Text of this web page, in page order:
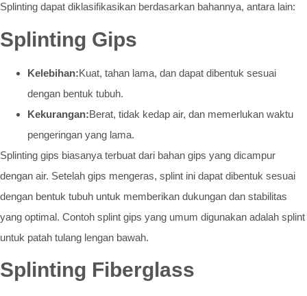
Splinting dapat diklasifikasikan berdasarkan bahannya, antara lain:
Splinting Gips
Kelebihan:Kuat, tahan lama, dan dapat dibentuk sesuai
dengan bentuk tubuh.
Kekurangan:Berat, tidak kedap air, dan memerlukan waktu
pengeringan yang lama.
Splinting gips biasanya terbuat dari bahan gips yang dicampur
dengan air. Setelah gips mengeras, splint ini dapat dibentuk sesuai
dengan bentuk tubuh untuk memberikan dukungan dan stabilitas
yang optimal. Contoh splint gips yang umum digunakan adalah splint
untuk patah tulang lengan bawah.
Splinting Fiberglass